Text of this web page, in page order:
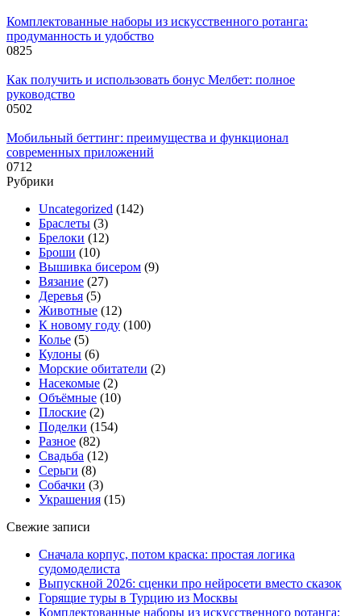
Комплектованные наборы из искусственного ротанга:
продуманность и удобство
0825
Как получить и использовать бонус Мелбет: полное
руководство
0502
Мобильный беттинг: преимущества и функционал
современных приложений
0712
Рубрики
Uncategorized (142)
Браслеты (3)
Брелоки (12)
Броши (10)
Вышивка бисером (9)
Вязание (27)
Деревья (5)
Животные (12)
К новому году (100)
Колье (5)
Кулоны (6)
Морские обитатели (2)
Насекомые (2)
Объёмные (10)
Плоские (2)
Поделки (154)
Разное (82)
Свадьба (12)
Серьги (8)
Собачки (3)
Украшения (15)
Свежие записи
Сначала корпус, потом краска: простая логика
судомоделиста
Выпускной 2026: сценки про нейросети вместо сказок
Горящие туры в Турцию из Москвы
Комплектованные наборы из искусственного ротанга: